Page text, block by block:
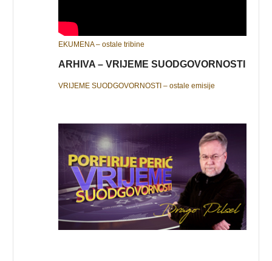
EKUMENA – ostale tribine
ARHIVA – VRIJEME SUODGOVORNOSTI
VRIJEME SUODGOVORNOSTI – ostale emisije